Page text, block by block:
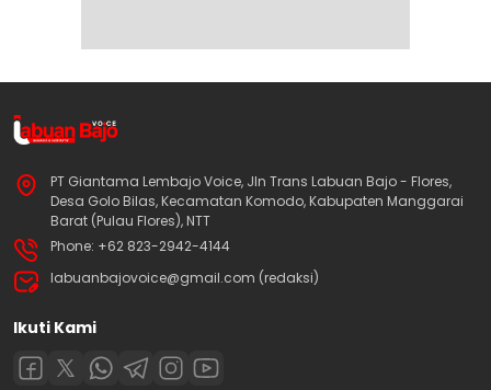
PT Giantama Lembajo Voice, Jln Trans Labuan Bajo - Flores,
Desa Golo Bilas, Kecamatan Komodo, Kabupaten Manggarai
Barat (Pulau Flores), NTT
Phone: +62 823-2942-4144
labuanbajovoice@gmail.com (redaksi)
Ikuti Kami